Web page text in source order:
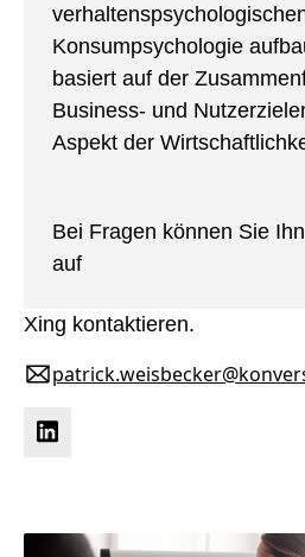
Konsumpsychologie
basiert auf der
Business- und
Aspekt der
Bei Fragen können Sie
auf
Xing kontaktieren.